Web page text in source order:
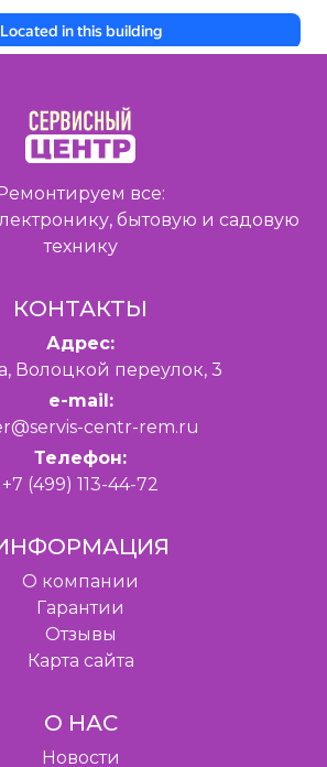
все:
бытовую и садовую
технику
КОНТАКТЫ
Адрес:
Волоцкой переулок, 3
e-mail:
centr-rem.ru
Телефон:
+7 (499) 113-44-72
O компании
Гарантии
Отзывы
Карта сайта
О НАС
Новости